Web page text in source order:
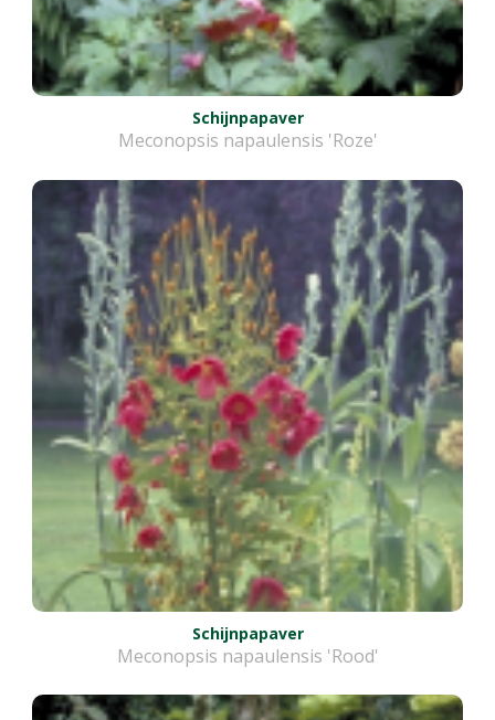
Schijnpapaver
Meconopsis napaulensis 'Roze'
Schijnpapaver
Meconopsis napaulensis 'Rood'